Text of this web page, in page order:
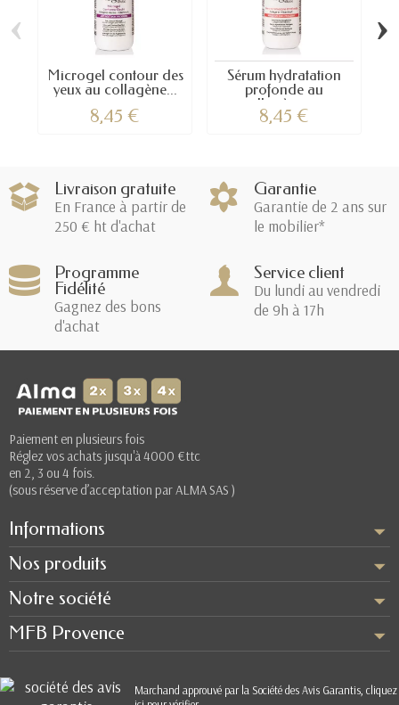
Microgel contour des
yeux au collagène...
8,45 €
Sérum hydratation
profonde au
collagène –...
8,45 €
‹ ›
Livraison gratuite
En France à partir de
250 € ht d'achat
Garantie
Garantie de 2 ans sur
le mobilier*
Programme
Fidélité
Gagnez des bons
d'achat
Service client
Du lundi au vendredi
de 9h à 17h
Paiement en plusieurs fois
Réglez vos achats jusqu'à 4000 €ttc
en 2, 3 ou 4 fois.
(sous réserve d’acceptation par ALMA SAS )
Informations
Nos produits
Notre société
MFB Provence
Marchand approuvé par la Société des Avis Garantis, cliquez